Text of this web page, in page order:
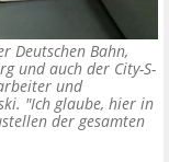
Deutschen Bahn,
und auch der City-S-
und
"Ich glaube, hier in
der gesamten